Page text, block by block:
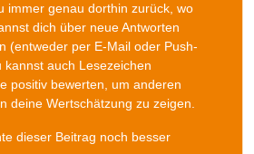
immer genau dorthin zurück, wo
dich über neue Antworten
(entweder per E-Mail oder Push-
kannst auch Lesezeichen
positiv bewerten, um anderen
deine Wertschätzung zu zeigen.
dieser Beitrag noch besser